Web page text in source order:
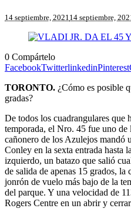
14 septiembre, 2021 14 septiembre,
0 Compártelo
FacebookTwitterlinkedinPinterest
TORONTO. ¿Cómo es posible
gradas?
De todos los cuadrangulares que
temporada, el Nro. 45 fue uno de
cañonero de los Azulejos mandó
Conley en la sexta entrada hasta
izquierdo, un batazo que salió
de salida de apenas 15 grados, la
jonrón de vuelo más bajo de la
del parque. Y una velocidad de
Rogers Centre en un abrir y